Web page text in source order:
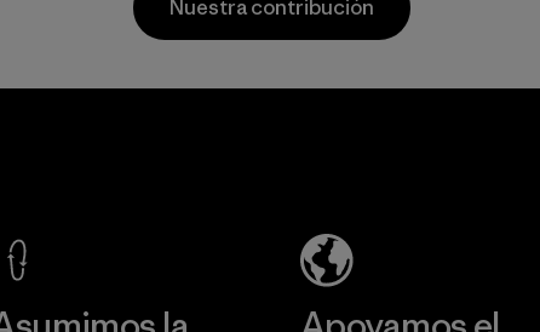
% recicladas,
recogidas en
mercado del
aislamiento.
Más información Más
Nuestra contribución